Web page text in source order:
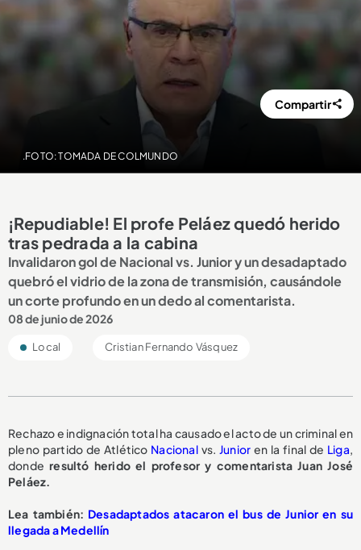
.FOTO: TOMADA DE COLMUNDO
Compartir
¡Repudiable! El profe Peláez quedó herido
tras pedrada a la cabina
Invalidaron gol de Nacional vs. Junior y un desadaptado
quebró el vidrio de la zona de transmisión, causándole
un corte profundo en un dedo al comentarista.
08 de junio de 2026
Local Cristian Fernando Vásquez
Rechazo e indignación total ha causado el acto de un criminal en
pleno partido de Atlético Nacionalvs. Junior en la final de Liga,
donderesultó herido el profesor y comentarista Juan José
Peláez.
Lea también: Desadaptados atacaron el bus de Junior en su
llegada a Medellín